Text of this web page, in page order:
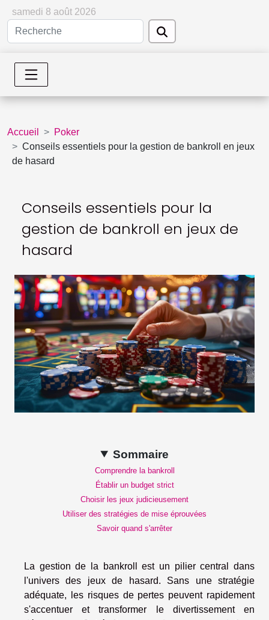
samedi 8 août 2026
Accueil
Poker
Conseils essentiels pour la gestion de bankroll en jeux
de hasard
Conseils essentiels pour la
gestion de bankroll en jeux de
hasard
Sommaire
Comprendre la bankroll
Établir un budget strict
Choisir les jeux judicieusement
Utiliser des stratégies de mise éprouvées
Savoir quand s'arrêter
La gestion de la bankroll est un pilier central dans
l'univers des jeux de hasard. Sans une stratégie
adéquate, les risques de pertes peuvent rapidement
s'accentuer et transformer le divertissement en